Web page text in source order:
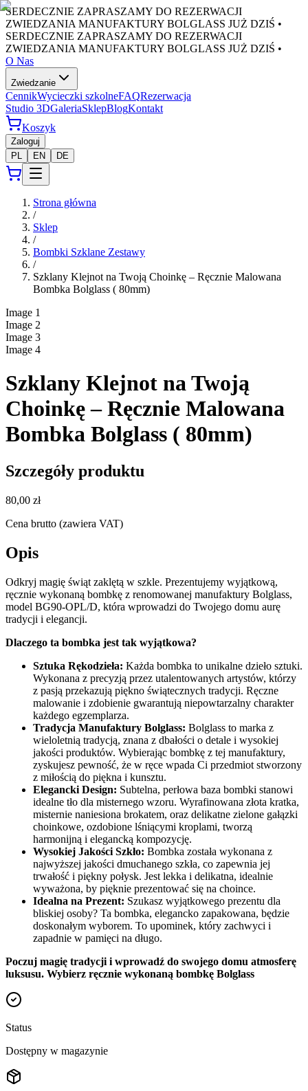
SERDECZNIE ZAPRASZAMY DO REZERWACJI
ZWIEDZANIA MANUFAKTURY BOLGLASS JUŻ DZIŚ •
SERDECZNIE ZAPRASZAMY DO REZERWACJI
ZWIEDZANIA MANUFAKTURY BOLGLASS JUŻ DZIŚ •
O Nas
Zwiedzanie
CennikWycieczki szkolneFAQRezerwacja
Studio 3DGaleriaSklepBlogKontakt
Koszyk
Zaloguj
PL
EN DE
Strona główna
/
Sklep
/
Bombki Szklane Zestawy
/
Szklany Klejnot na Twoją Choinkę – Ręcznie Malowana
Bombka Bolglass ( 80mm)
Image 1
Image 2
Image 3
Image 4
Szklany Klejnot na Twoją
Choinkę – Ręcznie Malowana
Bombka Bolglass ( 80mm)
Szczegóły produktu
80,00 zł
Cena brutto (zawiera VAT)
Opis
Odkryj magię świąt zaklętą w szkle. Prezentujemy wyjątkową,
ręcznie wykonaną bombkę z renomowanej manufaktury Bolglass,
model BG90-OPL/D, która wprowadzi do Twojego domu aurę
tradycji i elegancji.
Dlaczego ta bombka jest tak wyjątkowa?
Sztuka Rękodzieła: Każda bombka to unikalne dzieło sztuki.
Wykonana z precyzją przez utalentowanych artystów, którzy
z pasją przekazują piękno świątecznych tradycji. Ręczne
malowanie i zdobienie gwarantują niepowtarzalny charakter
każdego egzemplarza.
Tradycja Manufaktury Bolglass: Bolglass to marka z
wieloletnią tradycją, znana z dbałości o detale i wysokiej
jakości produktów. Wybierając bombkę z tej manufaktury,
zyskujesz pewność, że w ręce wpada Ci przedmiot stworzony
z miłością do piękna i kunsztu.
Elegancki Design: Subtelna, perłowa baza bombki stanowi
idealne tło dla misternego wzoru. Wyrafinowana złota kratka,
misternie naniesiona brokatem, oraz delikatne zielone gałązki
choinkowe, ozdobione lśniącymi kroplami, tworzą
harmonijną i elegancką kompozycję.
Wysokiej Jakości Szkło: Bombka została wykonana z
najwyższej jakości dmuchanego szkła, co zapewnia jej
trwałość i piękny połysk. Jest lekka i delikatna, idealnie
wyważona, by pięknie prezentować się na choince.
Idealna na Prezent: Szukasz wyjątkowego prezentu dla
bliskiej osoby? Ta bombka, elegancko zapakowana, będzie
doskonałym wyborem. To upominek, który zachwyci i
zapadnie w pamięci na długo.
Poczuj magię tradycji i wprowadź do swojego domu atmosferę
luksusu. Wybierz ręcznie wykonaną bombkę Bolglass
Status
Dostępny w magazynie